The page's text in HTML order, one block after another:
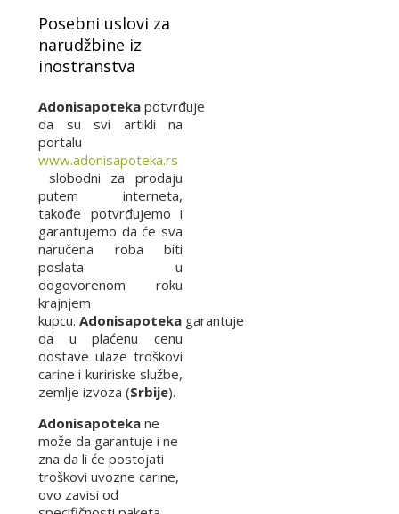
Posebni uslovi za
narudžbine iz
inostranstva
Adonisapoteka potvrđuje
da su svi artikli na
portalu
www.adonisapoteka.rs
slobodni za prodaju
putem interneta,
takođe potvrđujemo i
garantujemo da će sva
naručena roba biti
poslata u
dogovorenom roku
krajnjem
kupcu. Adonisapoteka garantuje
da u plaćenu cenu
dostave ulaze troškovi
carine i kuririske službe,
zemlje izvoza (Srbije).
Adonisapoteka ne
može da garantuje i ne
zna da li će postojati
troškovi uvozne carine,
ovo zavisi od